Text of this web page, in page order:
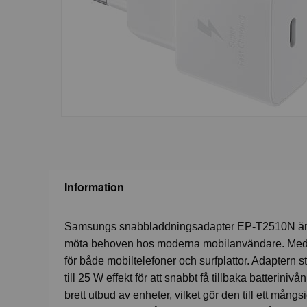
Information
Samsungs snabbladdningsadapter EP-T2510N
möta behoven hos moderna mobilanvändare.
för både mobiltelefoner och surfplattor. Adaptern
till 25 W effekt för att snabbt få tillbaka
brett utbud av enheter, vilket gör den till ett